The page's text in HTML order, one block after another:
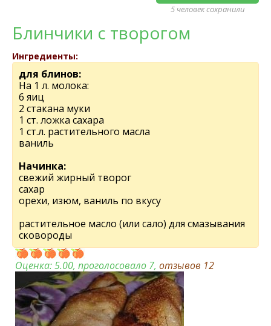
5 человек сохранили
Блинчики с творогом
Ингредиенты:
для блинов:
На 1 л. молока:
6 яиц
2 стакана муки
1 ст. ложка сахара
1 ст.л. раститeльного масла
ваниль
Начинка:
свежий жирный творог
сахар
орехи, изюм, ваниль по вкусу
раститeльноe масло (или сало) для смазывания
сковороды
Оценка:5.00, проголосовало 7, отзывов 12